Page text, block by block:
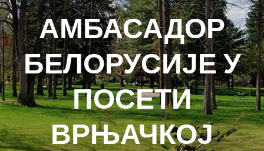
АМБАСАДОР
БЕЛОРУСИЈЕ У
ПОСЕТИ
ВРЊАЧКОЈ